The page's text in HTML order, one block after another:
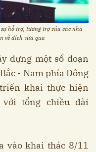
hỗ trợ, tương trợ của các nhà
về đích vừa qua
dựng một số đoạn
- Nam phía Đông
khai thực hiện
tổng chiều dài
vào khai thác 8/11